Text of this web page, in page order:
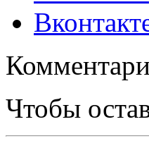
Чтобы